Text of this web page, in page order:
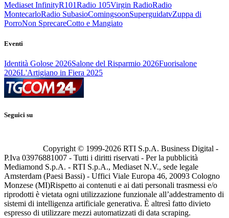
Mediaset InfinityR101Radio 105Virgin RadioRadio
MontecarloRadio SubasioComingsoonSuperguidatvZuppa di
PorroNon SprecareCotto e Mangiato
Eventi
Identità Golose 2026Salone del Risparmio 2026Fuorisalone
2026L'Artigiano in Fiera 2025
Seguici su
Copyright © 1999-2026 RTI S.p.A. Business Digital -
P.Iva 03976881007 - Tutti i diritti riservati - Per la pubblicità
Mediamond S.p.A. - RTI S.p.A., Mediaset N.V., sede legale
Amsterdam (Paesi Bassi) - Uffici Viale Europa 46, 20093 Cologno
Monzese (MI)Rispetto ai contenuti e ai dati personali trasmessi e/o
riprodotti è vietata ogni utilizzazione funzionale all’addestramento di
sistemi di intelligenza artificiale generativa. È altresì fatto divieto
espresso di utilizzare mezzi automatizzati di data scraping.